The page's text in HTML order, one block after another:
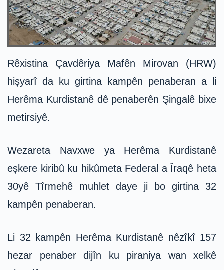
Rêxistina Çavdêriya Mafên Mirovan (HRW)
hişyarî da ku girtina kampên penaberan a li
Herêma Kurdistanê dê penaberên Şingalê bixe
metirsiyê.
Wezareta Navxwe ya Herêma Kurdistanê
eşkere kiribû ku hikûmeta Federal a Îraqê heta
30yê Tîrmehê muhlet daye ji bo girtina 32
kampên penaberan.
Li 32 kampên Herêma Kurdistanê nêzîkî 157
hezar penaber dijîn ku piraniya wan xelkê